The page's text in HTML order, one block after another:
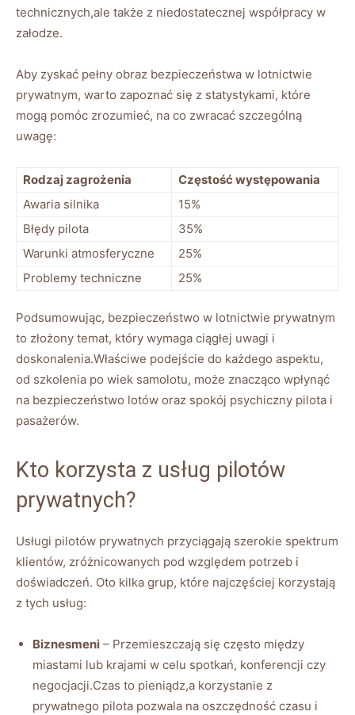
technicznych,ale także z niedostatecznej współpracy ⁢w
załodze.
Aby zyskać pełny obraz bezpieczeństwa⁢ w ​lotnictwie
prywatnym, warto⁣ zapoznać się z statystykami, które
mogą pomóc zrozumieć, na co zwracać szczególną
uwagę:
Rodzaj zagrożenia
Częstość występowania
Awaria silnika
15%
Błędy⁢ pilota
35%
Warunki atmosferyczne
25%
Problemy⁢ techniczne
25%
Podsumowując, bezpieczeństwo w lotnictwie prywatnym⁤
to złożony temat,‌ który wymaga ciągłej uwagi i
doskonalenia.Właściwe podejście do‍ każdego ⁢aspektu,
od szkolenia po wiek samolotu,​ może znacząco wpłynąć
na bezpieczeństwo lotów oraz spokój psychiczny ⁣pilota i
pasażerów.
Kto korzysta z usług pilotów
prywatnych?
Usługi pilotów prywatnych przyciągają szerokie ⁤spektrum
klientów, zróżnicowanych pod względem potrzeb i
doświadczeń. Oto ‍kilka grup, które najczęściej korzystają
z tych usług:
Biznesmeni – ⁣Przemieszczają⁤ się​ często między
⁣miastami lub krajami w​ celu‌ spotkań, konferencji czy
negocjacji.Czas to pieniądz,a korzystanie z
prywatnego pilota pozwala na​ oszczędność‌ czasu i